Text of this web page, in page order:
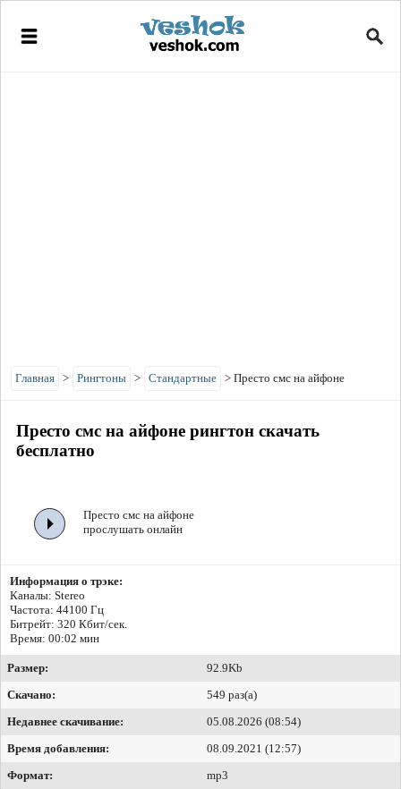
Главная > Рингтоны > Стандартные > Престо смс на айфоне
Престо смс на айфоне рингтон скачать
бесплатно
Престо смс на айфоне
прослушать онлайн
Информация о трэке:
Каналы: Stereo
Частота: 44100 Гц
Битрейт: 320 Кбит/сек.
Время: 00:02 мин
Размер:
92.9Kb
Скачано:
549 раз(а)
Недавнее скачивание:
05.08.2026 (08:54)
Время добавления:
08.09.2021 (12:57)
Формат:
mp3